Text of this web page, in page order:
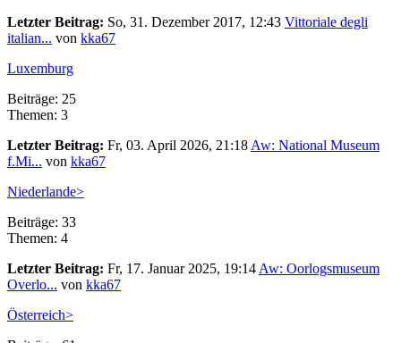
Letzter Beitrag: So, 31. Dezember 2017, 12:43 Vittoriale degli
italian... von kka67
Luxemburg
Beiträge: 25
Themen: 3
Letzter Beitrag: Fr, 03. April 2026, 21:18 Aw: National Museum
f.Mi... von kka67
Niederlande>
Beiträge: 33
Themen: 4
Letzter Beitrag: Fr, 17. Januar 2025, 19:14 Aw: Oorlogsmuseum
Overlo... von kka67
Österreich>